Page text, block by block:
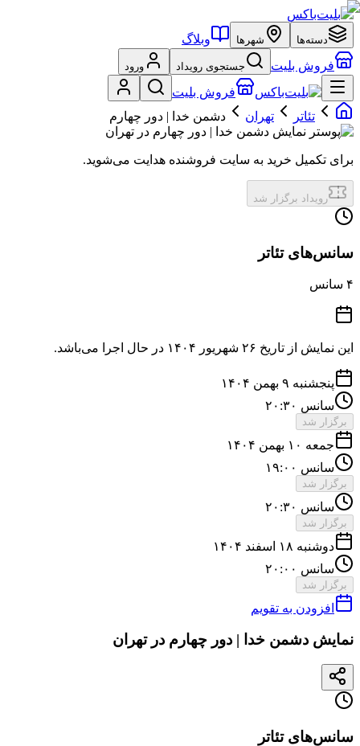
دسته‌ها شهرها
وبلاگ
فروش بلیت
جستجوی رویداد ورود
فروش بلیت
تئاتر
تهران دشمن خدا | دور چهارم
برای تکمیل خرید به سایت فروشنده هدایت می‌شوید.
رویداد برگزار شد
سانس‌های تئاتر
۴ سانس
این نمایش از تاریخ ۲۶ شهریور ۱۴۰۴ در حال اجرا می‌باشد.
پنجشنبه ۹ بهمن ۱۴۰۴
سانس ۲۰:۳۰
برگزار شد
جمعه ۱۰ بهمن ۱۴۰۴
سانس ۱۹:۰۰
برگزار شد
سانس ۲۰:۳۰
برگزار شد
دوشنبه ۱۸ اسفند ۱۴۰۴
سانس ۲۰:۰۰
برگزار شد
افزودن به تقویم
نمایش دشمن خدا | دور چهارم در تهران
سانس‌های تئاتر